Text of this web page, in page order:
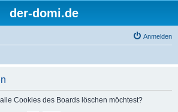
der-domi.de
Anmelden
Cookies des Boards löschen möchtest?